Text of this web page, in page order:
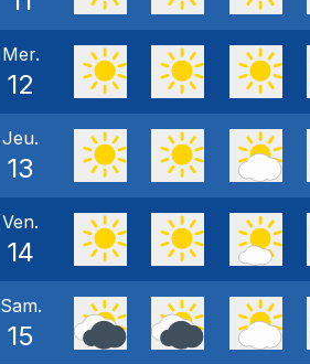
Mer.
12
Jeu.
13
Ven.
14
Sam.
15